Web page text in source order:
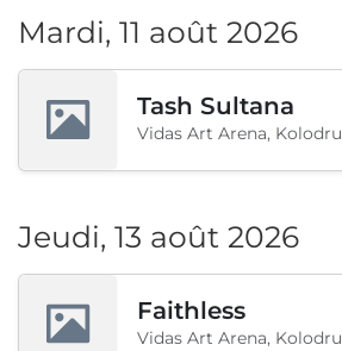
Mardi, 11 août 2026
Tash Sultana
Jeudi, 13 août 2026
Faithless